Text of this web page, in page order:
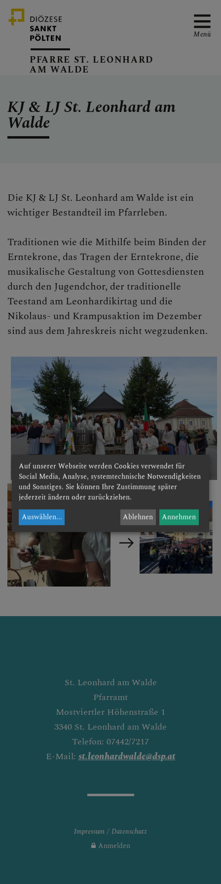
PFARRVERBAND-SEITE
KANZLEIZEITEN
GOTTESDIENSTORDNUN
G VERLAUTBARUNGEN
LEBENDIGE PFARRE
Pfarrgemeinderat
Pfarrkirchenrat
Dienste in der Pfarre
Ministranten
Kirchenchor / Organisten
Kirchenschmuck
Katholische Frauenbewegung
Katholische Jungschar
Katholische Jugend-Landjugend
Der Pfarrgarten
SONSTIGES
PFARRE ST. LEONHARD
AM WALDE
Menü
KJ & LJ St. Leonhard am
Walde
Die KJ & LJ St. Leonhard am Walde ist ein
wichtiger Bestandteil im Pfarrleben.
Traditionen wie die Mithilfe beim Binden der
Erntekrone, das Tragen der Erntekrone, die
musikalische Gestaltung von Gottesdiensten
durch den Jugendchor, der traditionelle
Teestand am Leonhardikirtag und die
Nikolaus- und Krampusaktion im Dezember
sind aus dem Jahreskreis nicht wegzudenken.
St. Leonhard am Walde
Pfarramt
Mostviertler Höhenstraße 1
3340 St. Leonhard am Walde
Telefon: 07442/7217
E-Mail:st.leonhardwalde@dsp.at
Impressum
Datenschutz
Anmelden
Auf unserer Webseite werden Cookies verwendet für
Social Media, Analyse, systemtechnische Notwendigkeiten
und Sonstiges. Sie können Ihre Zustimmung später
jederzeit ändern oder zurückziehen.
Auswählen... Ablehnen Annehmen